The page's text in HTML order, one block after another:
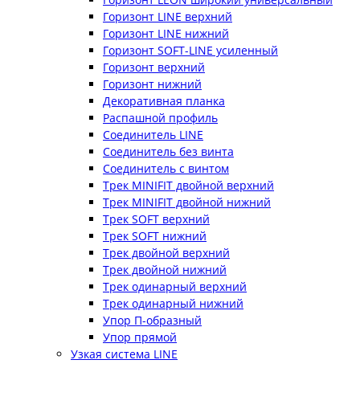
Горизонт LINE верхний
Горизонт LINE нижний
Горизонт SOFT-LINE усиленный
Горизонт верхний
Горизонт нижний
Декоративная планка
Распашной профиль
Соединитель LINE
Соединитель без винта
Соединитель с винтом
Трек MINIFIT двойной верхний
Трек MINIFIT двойной нижний
Трек SOFT верхний
Трек SOFT нижний
Трек двойной верхний
Трек двойной нижний
Трек одинарный верхний
Трек одинарный нижний
Упор П-образный
Упор прямой
Узкая система LINE